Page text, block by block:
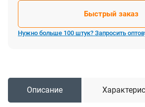
Быстрый заказ
Нужно больше 100 штук? Запросить
Описание